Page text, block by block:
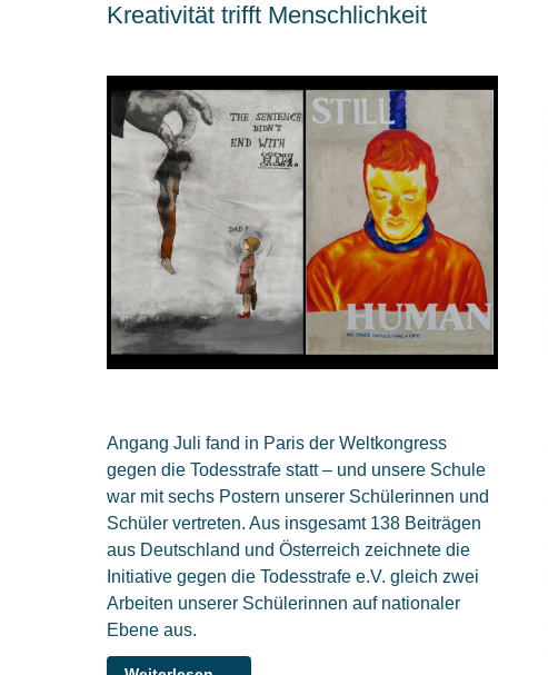
Kreativität trifft Menschlichkeit
Angang Juli fand in Paris der Weltkongress
gegen die Todesstrafe statt – und unsere Schule
war mit sechs Postern unserer Schülerinnen und
Schüler vertreten. Aus insgesamt 138 Beiträgen
aus Deutschland und Österreich zeichnete die
Initiative gegen die Todesstrafe e.V. gleich zwei
Arbeiten unserer Schülerinnen auf nationaler
Ebene aus.